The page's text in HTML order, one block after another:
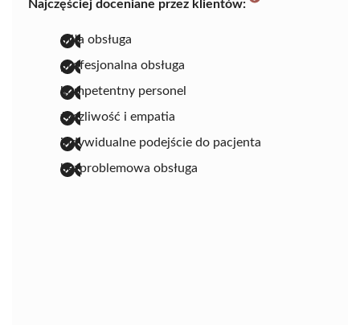
Najczęściej doceniane przez klientów:
miła obsługa
profesjonalna obsługa
kompetentny personel
życzliwość i empatia
indywidualne podejście do pacjenta
bezproblemowa obsługa